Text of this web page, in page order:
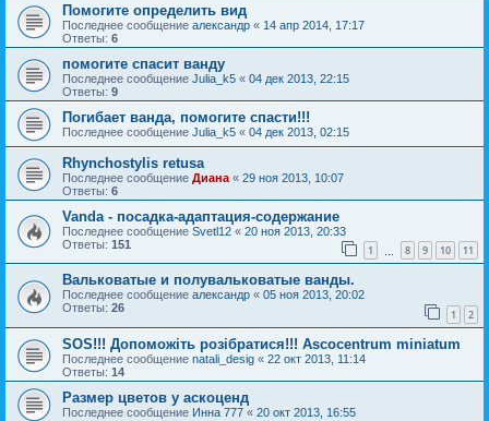
Помогите определить вид
Последнее сообщение александр « 14 апр 2014, 17:17
Ответы: 6
помогите спасит ванду
Последнее сообщение Julia_k5 « 04 дек 2013, 22:15
Ответы: 9
Погибает ванда, помогите спасти!!!
Последнее сообщение Julia_k5 « 04 дек 2013, 02:15
Rhynchostylis retusa
Последнее сообщение Диана « 29 ноя 2013, 10:07
Ответы: 6
Vanda - посадка-адаптация-содержание
Последнее сообщение Svetl12 « 20 ноя 2013, 20:33
Ответы: 151 1 8 9 10 11
Вальковатые и полувальковатые ванды.
Последнее сообщение александр « 05 ноя 2013, 20:02
Ответы: 26 1 2
SOS!!! Допоможіть розібратися!!! Ascocentrum miniatum
Последнее сообщение natali_desig « 22 окт 2013, 11:14
Ответы: 14
Размер цветов у аскоценд
Последнее сообщение Инна 777 « 20 окт 2013, 16:55